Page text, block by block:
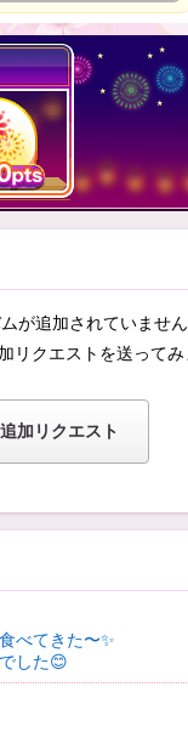
が追加されていませ
リクエストを送って
加リクエスト
べてきた〜✨️
した😊